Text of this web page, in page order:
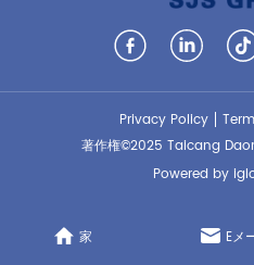
家 Eメ
Privacy Policy
著作権©2025 Taicang
Powered by